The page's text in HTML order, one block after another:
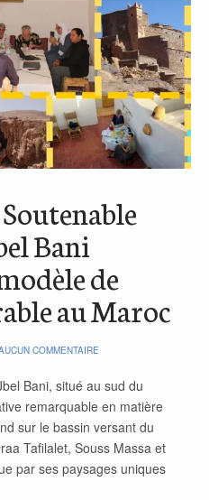
Bani
de
au Maroc
COMMENTAIRE
Bani, situé au sud du
remarquable en matière
sur le bassin versant du
Tafilalet, Souss Massa et
par ses paysages uniques